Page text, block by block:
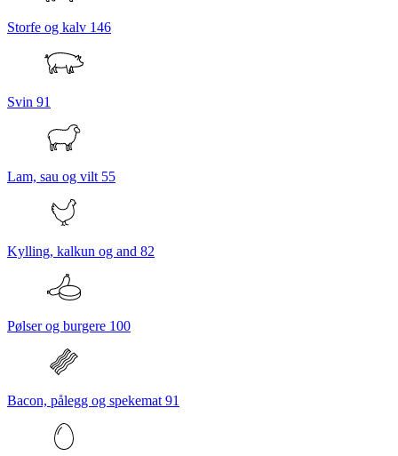
Storfe og kalv 146
Svin 91
Lam, sau og vilt 55
Kylling, kalkun og and 82
Pølser og burgere 100
Bacon, pålegg og spekemat 91